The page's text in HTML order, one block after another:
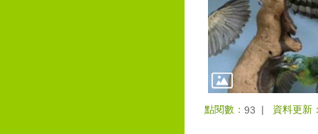
點閱數： 93 資料更新